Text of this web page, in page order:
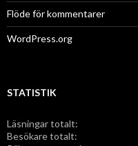
Flöde för kommentarer
WordPress.org
STATISTIK
Läsningar totalt:
Besökare totalt: